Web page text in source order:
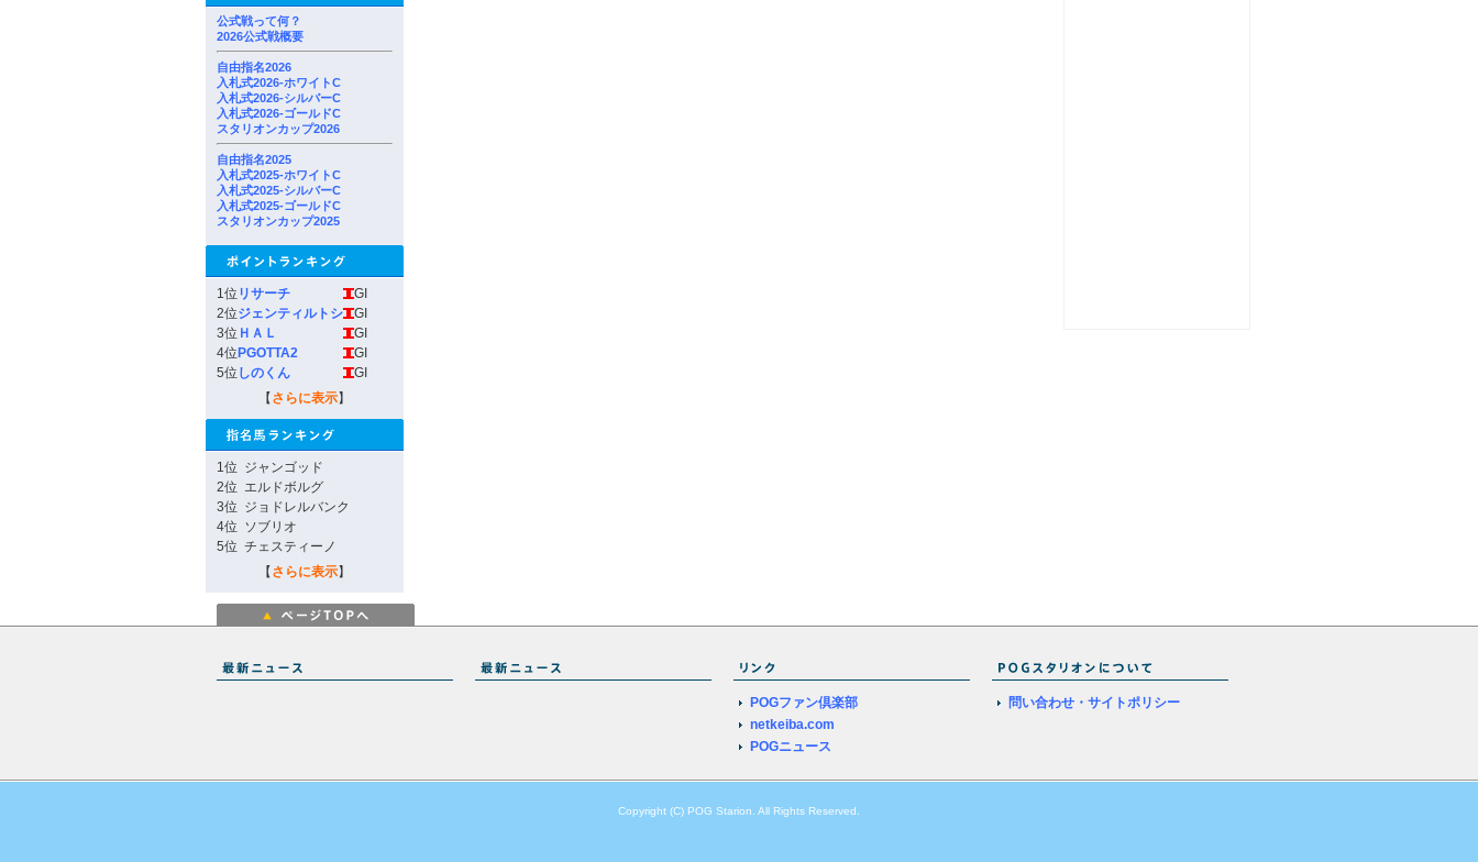
公式戦って何？
2026公式戦概要
自由指名2026
入札式2026-ホワイトC
入札式2026-シルバーC
入札式2026-ゴールドC
スタリオンカップ2026
自由指名2025
入札式2025-ホワイトC
入札式2025-シルバーC
入札式2025-ゴールドC
スタリオンカップ2025
1位 リサーチ
GI
2位ジェンティルトシ
GI
3位 ＨＡＬ
GI
4位 PGOTTA2
GI
5位 しのくん
GI
【 さらに表示】
1位 ジャンゴッド
2位 エルドボルグ
3位 ジョドレルバンク
4位 ソブリオ
5位 チェスティーノ
【 さらに表示】
POGファン倶楽部
netkeiba.com
POGニュース
問い合わせ・サイトポリシー
Copyright (C) POG Starion. All Rights Reserved.